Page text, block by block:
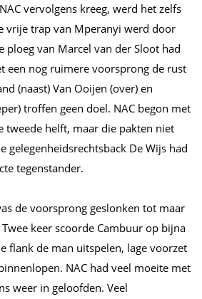
vervolgens kreeg, werd het zelfs
vrije trap van Mperanyi werd door
ploeg van Marcel van der Sloot had
een nog ruimere voorsprong de rust
(naast) Van Ooijen (over) en
troffen geen doel. NAC begon met
tweede helft, maar die pakten niet
gelegenheidsrechtsback De Wijs had
tegenstander.
de voorsprong geslonken tot maar
keer scoorde Cambuur op bijna
flank de man uitspelen, lage voorzet
NAC had veel moeite met
weer in geloofden. Veel